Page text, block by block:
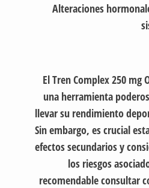
Alteraciones
El Tren Complex 250
una herramienta
llevar su rendimiento
Sin embargo, es crucial
efectos secundarios y
los riesgos
recomendable